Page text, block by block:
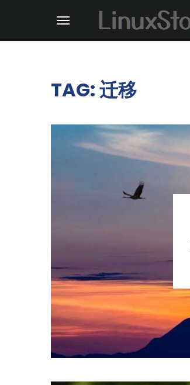
TAG: 迁移